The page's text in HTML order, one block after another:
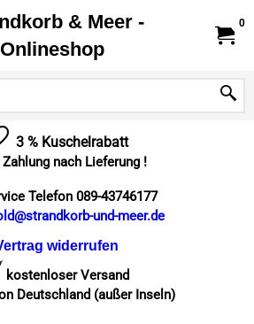
& Meer -
Onlineshop
0
3 % Kuschelrabatt
nach Lieferung !
Telefon 089-43746177
und-meer.de
widerrufen
kostenloser Versand
Deutschland (außer Inseln)